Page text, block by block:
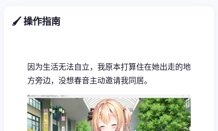
🖌️ 操作指南
因为生活无法自立，我原本打算住在她出走的地
方旁边，没想春音主动邀请我同居。